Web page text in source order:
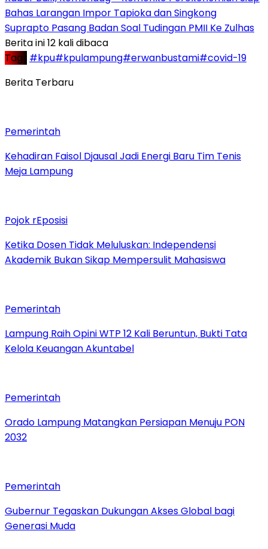
Bahas Larangan Impor Tapioka dan Singkong
Suprapto Pasang Badan Soal Tudingan PMII Ke Zulhas
Berita ini 12 kali dibaca
Tag : #kpu#kpulampung#erwanbustami#covid-19
Berita Terbaru
Pemerintah
Kehadiran Faisol Djausal Jadi Energi Baru Tim Tenis
Meja Lampung
Pojok rEposisi
Ketika Dosen Tidak Meluluskan: Independensi
Akademik Bukan Sikap Mempersulit Mahasiswa
Pemerintah
Lampung Raih Opini WTP 12 Kali Beruntun, Bukti Tata
Kelola Keuangan Akuntabel
Pemerintah
Orado Lampung Matangkan Persiapan Menuju PON
2032
Pemerintah
Gubernur Tegaskan Dukungan Akses Global bagi
Generasi Muda